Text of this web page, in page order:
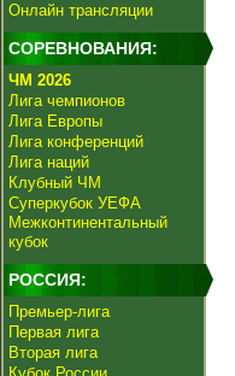
Онлайн трансляции
СОРЕВНОВАНИЯ:
ЧМ 2026
Лига чемпионов
Лига Европы
Лига конференций
Лига наций
Клубный ЧМ
Суперкубок УЕФА
Межконтинентальный
кубок
РОССИЯ:
Премьер-лига
Первая лига
Вторая лига